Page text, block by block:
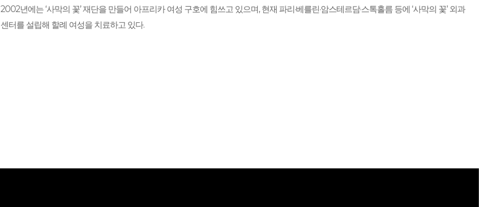
2002년에는 ‘사막의 꽃’ 재단을 만들어 아프리카 여성 구호에 힘쓰고 있으며, 현재 파리·베를린·암스테르담·스톡홀름 등에 ‘사막의 꽃’ 외과
센터를 설립해 할례 여성을 치료하고 있다.